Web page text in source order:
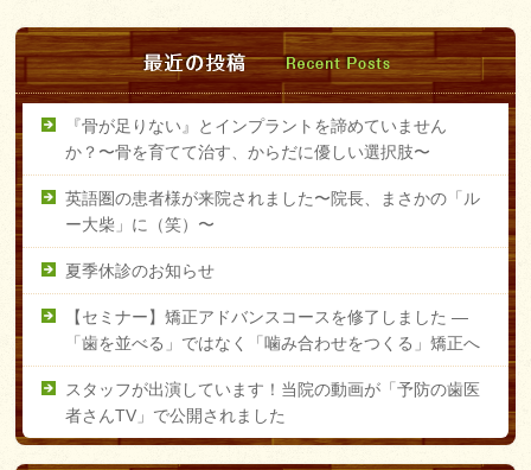
『骨が足りない』とインプラントを諦めていません
か？〜骨を育てて治す、からだに優しい選択肢〜
英語圏の患者様が来院されました〜院長、まさかの「ル
ー大柴」に（笑）〜
夏季休診のお知らせ
【セミナー】矯正アドバンスコースを修了しました ―
「歯を並べる」ではなく「噛み合わせをつくる」矯正へ
スタッフが出演しています！当院の動画が「予防の歯医
者さんTV」で公開されました